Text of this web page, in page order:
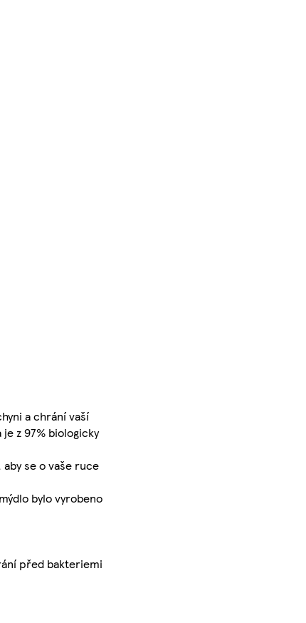
a chrání vaší
z 97% biologicky
se o vaše ruce
bylo vyrobeno
před bakteriemi